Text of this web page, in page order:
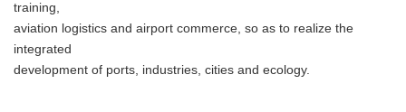
training,
aviation logistics and airport commerce, so as to realize the
integrated
development of ports, industries, cities and ecology.